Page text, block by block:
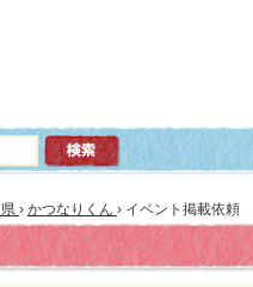
› かつなりくん › イベント掲載依頼